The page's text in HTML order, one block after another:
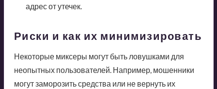
адрес от утечек.
Риски и как их минимизировать
Некоторые миксеры могут быть ловушками для
неопытных пользователей. Например, мошенники
могут заморозить средства или не вернуть их